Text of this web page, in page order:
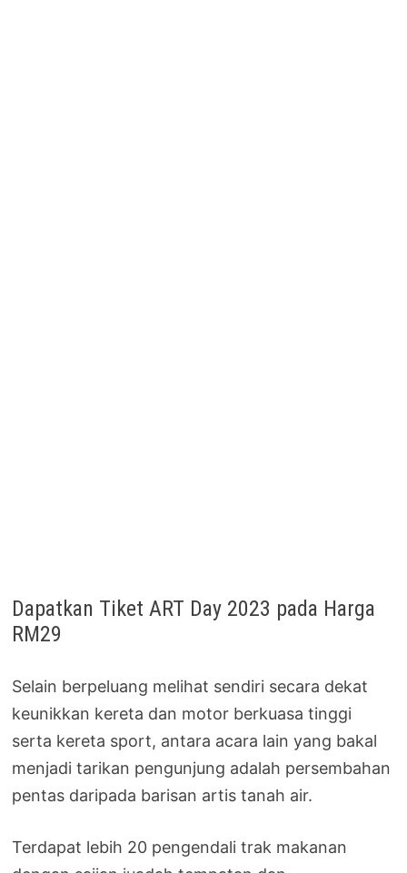
Dapatkan Tiket ART Day 2023 pada Harga
RM29
Selain berpeluang melihat sendiri secara dekat
keunikkan kereta dan motor berkuasa tinggi
serta kereta sport, antara acara lain yang bakal
menjadi tarikan pengunjung adalah persembahan
pentas daripada barisan artis tanah air.
Terdapat lebih 20 pengendali trak makanan